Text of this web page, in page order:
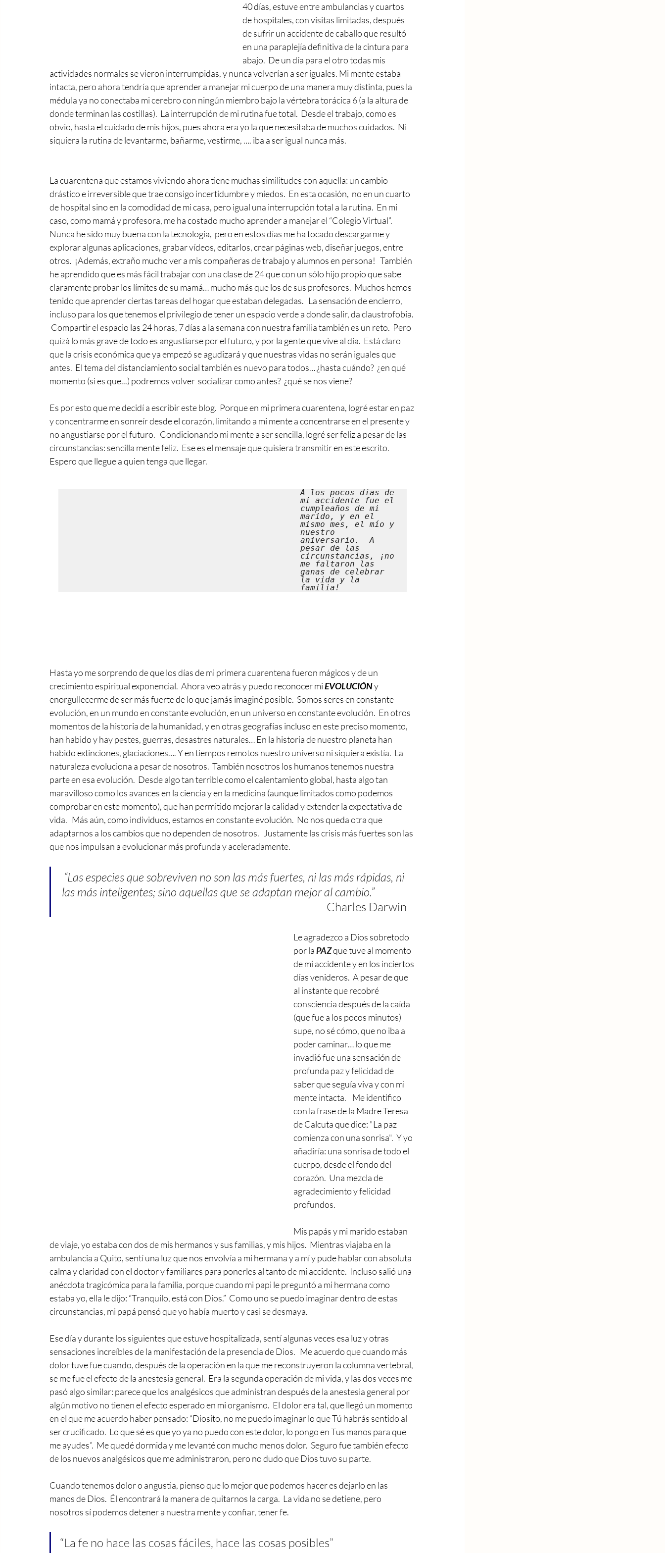
40 días, estuve entre ambulancias y cuartos
de hospitales, con visitas limitadas, después
de sufrir un accidente de caballo que resultó
en una paraplejía definitiva de la cintura para
abajo.  De un día para el otro todas mis
actividades normales se vieron interrumpidas, y nunca volverían a ser iguales. Mi mente estaba
intacta, pero ahora tendría que aprender a manejar mi cuerpo de una manera muy distinta, pues la
médula ya no conectaba mi cerebro con ningún miembro bajo la vértebra torácica 6 (a la altura de
donde terminan las costillas).  La interrupción de mi rutina fue total.  Desde el trabajo, como es
obvio, hasta el cuidado de mis hijos, pues ahora era yo la que necesitaba de muchos cuidados.  Ni
siquiera la rutina de levantarme, bañarme, vestirme, …. iba a ser igual nunca más.
La cuarentena que estamos viviendo ahora tiene muchas similitudes con aquella: un cambio
drástico e irreversible que trae consigo incertidumbre y miedos.  En esta ocasión,  no en un cuarto
de hospital sino en la comodidad de mi casa, pero igual una interrupción total a la rutina.  En mi
caso, como mamá y profesora, me ha costado mucho aprender a manejar el “Colegio Virtual”.
Nunca he sido muy buena con la tecnología,  pero en estos días me ha tocado descargarme y
explorar algunas aplicaciones, grabar vídeos, editarlos, crear páginas web, diseñar juegos, entre
otros.  ¡Además, extraño mucho ver a mis compañeras de trabajo y alumnos en persona!   También
he aprendido que es más fácil trabajar con una clase de 24 que con un sólo hijo propio que sabe
claramente probar los límites de su mamá… mucho más que los de sus profesores.  Muchos hemos
tenido que aprender ciertas tareas del hogar que estaban delegadas.   La sensación de encierro,
incluso para los que tenemos el privilegio de tener un espacio verde a donde salir, da claustrofobia.
Compartir el espacio las 24 horas, 7 días a la semana con nuestra familia también es un reto.  Pero
quizá lo más grave de todo es angustiarse por el futuro, y por la gente que vive al día.  Está claro
que la crisis económica que ya empezó se agudizará y que nuestras vidas no serán iguales que
antes.  El tema del distanciamiento social también es nuevo para todos… ¿hasta cuándo?  ¿en qué
momento (si es que...) podremos volver  socializar como antes?  ¿qué se nos viene?
Es por esto que me decidí a escribir este blog.  Porque en mi primera cuarentena, logré estar en paz
y concentrarme en sonreír desde el corazón, limitando a mi mente a concentrarse en el presente y
no angustiarse por el futuro.   Condicionando mi mente a ser sencilla, logré ser feliz a pesar de las
circunstancias: sencilla mente feliz.  Ese es el mensaje que quisiera transmitir en este escrito.
Espero que llegue a quien tenga que llegar.
A los pocos días de
mi accidente fue el
cumpleaños de mi
marido, y en el
mismo mes, el mío y
nuestro
aniversario.  A
pesar de las
circunstancias, ¡no
me faltaron las
ganas de celebrar
la vida y la
familia!
Hasta yo me sorprendo de que los días de mi primera cuarentena fueron mágicos y de un
crecimiento espiritual exponencial.  Ahora veo atrás y puedo reconocer mi EVOLUCIÓN y
enorgullecerme de ser más fuerte de lo que jamás imaginé posible.  Somos seres en constante
evolución, en un mundo en constante evolución, en un universo en constante evolución.  En otros
momentos de la historia de la humanidad, y en otras geografías incluso en este preciso momento,
han habido y hay pestes, guerras, desastres naturales… En la historia de nuestro planeta han
habido extinciones, glaciaciones…. Y en tiempos remotos nuestro universo ni siquiera existía.  La
naturaleza evoluciona a pesar de nosotros.  También nosotros los humanos tenemos nuestra
parte en esa evolución.  Desde algo tan terrible como el calentamiento global, hasta algo tan
maravilloso como los avances en la ciencia y en la medicina (aunque limitados como podemos
comprobar en este momento), que han permitido mejorar la calidad y extender la expectativa de
vida.   Más aún, como individuos, estamos en constante evolución.  No nos queda otra que
adaptarnos a los cambios que no dependen de nosotros.   Justamente las crisis más fuertes son las
que nos impulsan a evolucionar más profunda y aceleradamente.
“Las especies que sobreviven no son las más fuertes, ni las más rápidas, ni
las más inteligentes; sino aquellas que se adaptan mejor al cambio.”
Charles Darwin
Le agradezco a Dios sobretodo
por la PAZ que tuve al momento
de mi accidente y en los inciertos
días venideros.  A pesar de que
al instante que recobré
consciencia después de la caída
(que fue a los pocos minutos)
supe, no sé cómo, que no iba a
poder caminar… lo que me
invadió fue una sensación de
profunda paz y felicidad de
saber que seguía viva y con mi
mente intacta.    Me identifico
con la frase de la Madre Teresa
de Calcuta que dice: "La paz
comienza con una sonrisa".  Y yo
añadiría: una sonrisa de todo el
cuerpo, desde el fondo del
corazón.  Una mezcla de
agradecimiento y felicidad
profundos.
Mis papás y mi marido estaban
de viaje, yo estaba con dos de mis hermanos y sus familias, y mis hijos.  Mientras viajaba en la
ambulancia a Quito, sentí una luz que nos envolvía a mi hermana y a mí y pude hablar con absoluta
calma y claridad con el doctor y familiares para ponerles al tanto de mi accidente.  Incluso salió una
anécdota tragicómica para la familia, porque cuando mi papi le preguntó a mi hermana como
estaba yo, ella le dijo: “Tranquilo, está con Dios.”  Como uno se puedo imaginar dentro de estas
circunstancias, mi papá pensó que yo había muerto y casi se desmaya.
Ese día y durante los siguientes que estuve hospitalizada, sentí algunas veces esa luz y otras
sensaciones increíbles de la manifestación de la presencia de Dios.   Me acuerdo que cuando más
dolor tuve fue cuando, después de la operación en la que me reconstruyeron la columna vertebral,
se me fue el efecto de la anestesia general.  Era la segunda operación de mi vida, y las dos veces me
pasó algo similar: parece que los analgésicos que administran después de la anestesia general por
algún motivo no tienen el efecto esperado en mi organismo.  El dolor era tal, que llegó un momento
en el que me acuerdo haber pensado: “Diosito, no me puedo imaginar lo que Tú habrás sentido al
ser crucificado.  Lo que sé es que yo ya no puedo con este dolor, lo pongo en Tus manos para que
me ayudes”.  Me quedé dormida y me levanté con mucho menos dolor.  Seguro fue también efecto
de los nuevos analgésicos que me administraron, pero no dudo que Dios tuvo su parte.
Cuando tenemos dolor o angustia, pienso que lo mejor que podemos hacer es dejarlo en las
manos de Dios.  Él encontrará la manera de quitarnos la carga.  La vida no se detiene, pero
nosotros sí podemos detener a nuestra mente y confiar, tener fe.
“La fe no hace las cosas fáciles, hace las cosas posibles”